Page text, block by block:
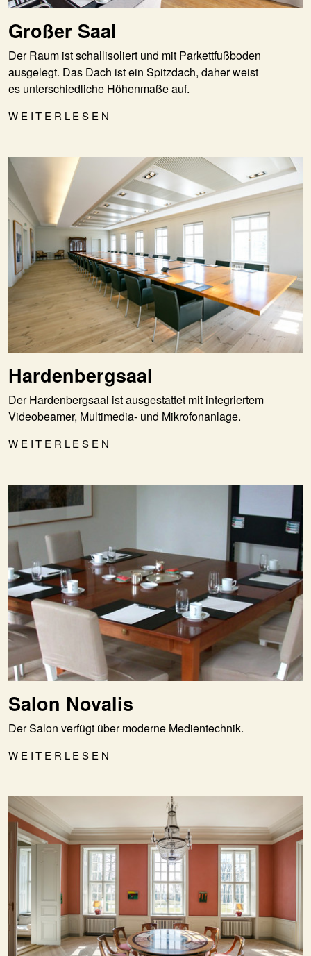
Großer Saal
Der Raum ist schallisoliert und mit Parkettfußboden
ausgelegt. Das Dach ist ein Spitzdach, daher weist
es unterschiedliche Höhenmaße auf.
WEITERLESEN
Hardenbergsaal
Der Hardenbergsaal ist ausgestattet mit integriertem
Videobeamer, Multimedia- und Mikrofonanlage.
WEITERLESEN
Salon Novalis
Der Salon verfügt über moderne Medientechnik.
WEITERLESEN